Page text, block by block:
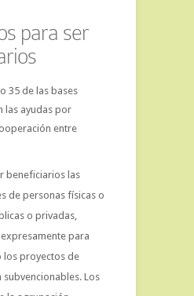
para ser
35 de las bases
las ayudas por
entre
beneficiarios las
de personas físicas o
o privadas,
para
los proyectos de
Los